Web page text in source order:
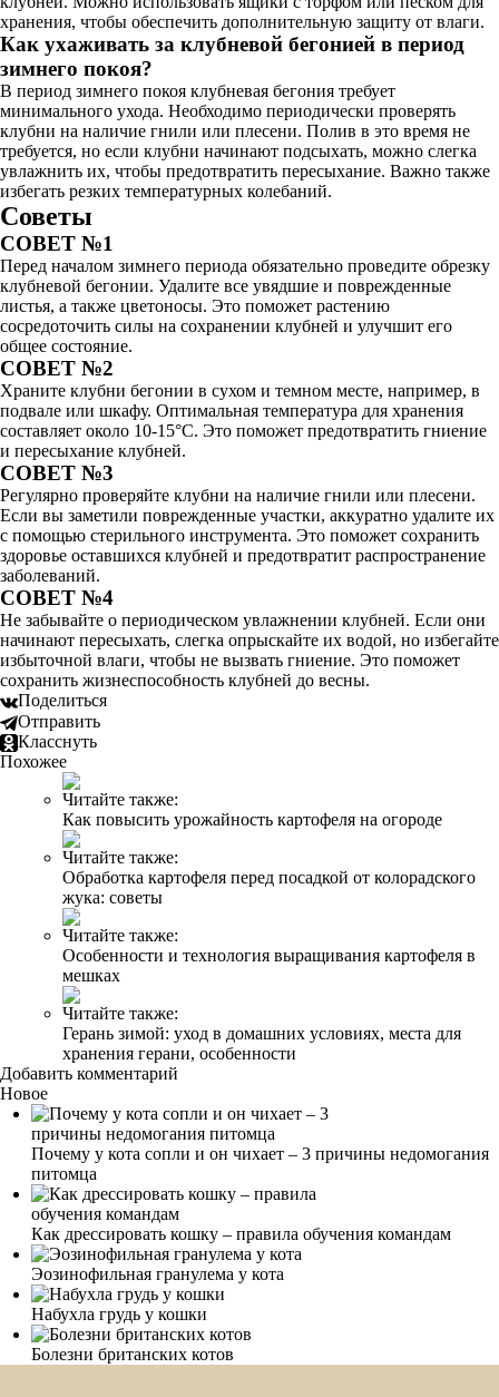
хранения, чтобы обеспечить дополнительную защиту от влаги.
Как ухаживать за клубневой бегонией в период
зимнего покоя?
В период зимнего покоя клубневая бегония требует
минимального ухода. Необходимо периодически проверять
клубни на наличие гнили или плесени. Полив в это время не
требуется, но если клубни начинают подсыхать, можно слегка
увлажнить их, чтобы предотвратить пересыхание. Важно также
избегать резких температурных колебаний.
Советы
СОВЕТ №1
Перед началом зимнего периода обязательно проведите обрезку
клубневой бегонии. Удалите все увядшие и поврежденные
листья, а также цветоносы. Это поможет растению
сосредоточить силы на сохранении клубней и улучшит его
общее состояние.
СОВЕТ №2
Храните клубни бегонии в сухом и темном месте, например, в
подвале или шкафу. Оптимальная температура для хранения
составляет около 10-15°C. Это поможет предотвратить гниение
и пересыхание клубней.
СОВЕТ №3
Регулярно проверяйте клубни на наличие гнили или плесени.
Если вы заметили поврежденные участки, аккуратно удалите их
с помощью стерильного инструмента. Это поможет сохранить
здоровье оставшихся клубней и предотвратит распространение
заболеваний.
СОВЕТ №4
Не забывайте о периодическом увлажнении клубней. Если они
начинают пересыхать, слегка опрыскайте их водой, но избегайте
избыточной влаги, чтобы не вызвать гниение. Это поможет
сохранить жизнеспособность клубней до весны.
Поделиться
Отправить
Класснуть
Похожее
Читайте также:
Как повысить урожайность картофеля на огороде
Читайте также:
Обработка картофеля перед посадкой от колорадского
жука: советы
Читайте также:
Особенности и технология выращивания картофеля в
мешках
Читайте также:
Герань зимой: уход в домашних условиях, места для
хранения герани, особенности
Добавить комментарий
Новое
Почему у кота сопли и он чихает – 3 причины недомогания
питомца
Как дрессировать кошку – правила обучения командам
Эозинофильная гранулема у кота
Набухла грудь у кошки
Болезни британских котов